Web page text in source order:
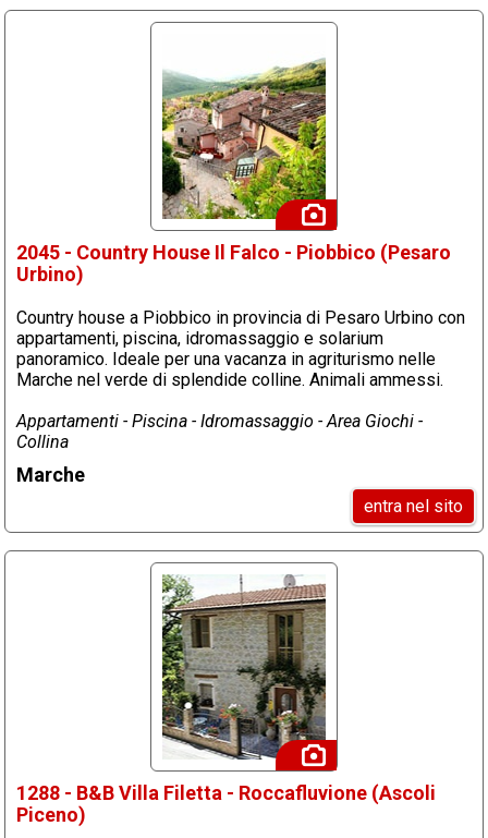
2045 - Country House Il Falco - Piobbico (Pesaro
Urbino)
Country house a Piobbico in provincia di Pesaro Urbino con
appartamenti, piscina, idromassaggio e solarium
panoramico. Ideale per una vacanza in agriturismo nelle
Marche nel verde di splendide colline. Animali ammessi.
Appartamenti - Piscina - Idromassaggio - Area Giochi -
Collina
Marche
entra nel sito
1288 - B&B Villa Filetta - Roccafluvione (Ascoli
Piceno)